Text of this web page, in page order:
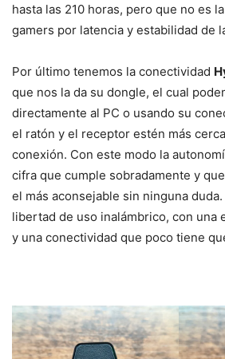
hasta las 210 horas, pero que no es
gamers por latencia y estabilidad de
Por último tenemos la conectividad
que nos la da su dongle, el cual
directamente al PC o usando su
el ratón y el receptor estén más
conexión. Con este modo la
cifra que cumple sobradamente y
el más aconsejable sin ninguna
libertad de uso inalámbrico, con una
y una conectividad que poco tiene